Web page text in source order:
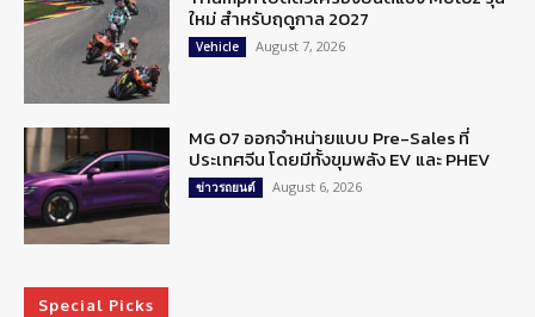
ใหม่ สำหรับฤดูกาล 2027
Vehicle August 7, 2026
MG 07 ออกจำหน่ายแบบ Pre-Sales ที่
ประเทศจีน โดยมีทั้งขุมพลัง EV และ PHEV
ข่าวรถยนต์ August 6, 2026
Special Picks